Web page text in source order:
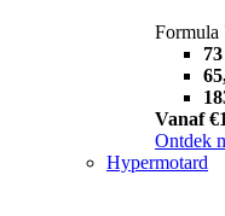
Formula
Vanaf
Ontdek
Hypermotard